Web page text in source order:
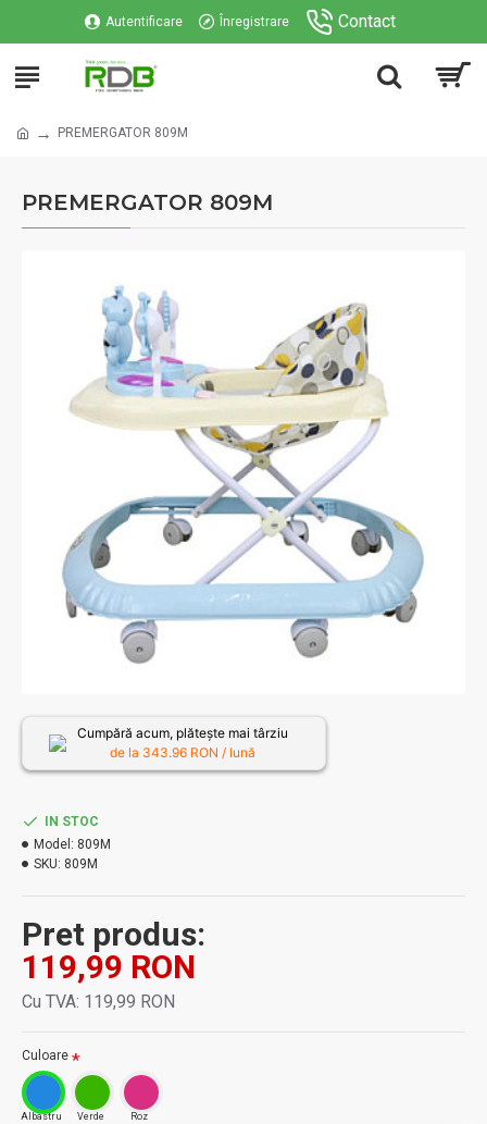
Autentificare Înregistrare Contact
PREMERGATOR 809M
PREMERGATOR 809M
Pret produs:
119,99 RON
Cu TVA: 119,99 RON
IN STOC
Model: 809M
SKU: 809M
Culoare
Albastru Verde Roz
Cumpără acum, plătește mai târziu
de la 343.96 RON / lună